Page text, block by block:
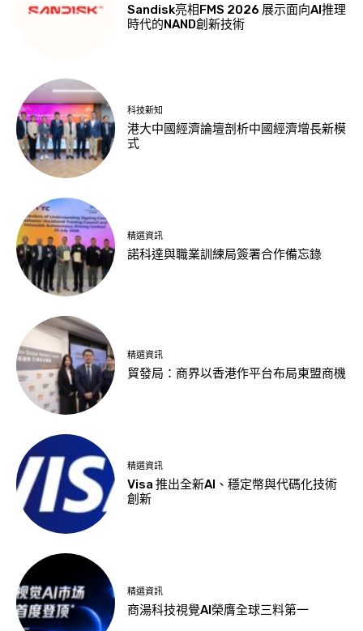
Sandisk亮相FMS 2026 展示面向AI推理
時代的NAND創新技術
科技新知
港大中國經濟論壇剖析中國經濟增長新模
式
精選資訊
諾科達與職業訓練局簽署合作備忘錄
精選資訊
貿發局：商界以香港作平台布局東盟商機
精選資訊
Visa 推出全新AI、穩定幣與代碼化技術
創新
精選資訊
商湯科技視覺AI榮膺全球三料第一